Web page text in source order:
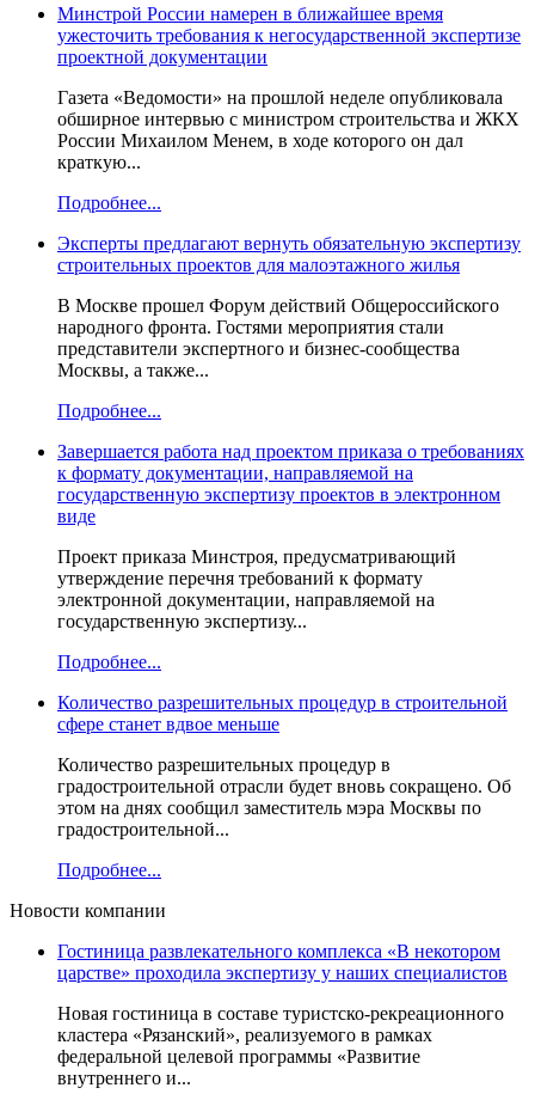
Минстрой России намерен в ближайшее время
ужесточить требования к негосударственной экспертизе
проектной документации
Газета «Ведомости» на прошлой неделе опубликовала
обширное интервью с министром строительства и ЖКХ
России Михаилом Менем, в ходе которого он дал
краткую...
Подробнее...
Эксперты предлагают вернуть обязательную экспертизу
строительных проектов для малоэтажного жилья
В Москве прошел Форум действий Общероссийского
народного фронта. Гостями мероприятия стали
представители экспертного и бизнес-сообщества
Москвы, а также...
Подробнее...
Завершается работа над проектом приказа о требованиях
к формату документации, направляемой на
государственную экспертизу проектов в электронном
виде
Проект приказа Минстроя, предусматривающий
утверждение перечня требований к формату
электронной документации, направляемой на
государственную экспертизу...
Подробнее...
Количество разрешительных процедур в строительной
сфере станет вдвое меньше
Количество разрешительных процедур в
градостроительной отрасли будет вновь сокращено. Об
этом на днях сообщил заместитель мэра Москвы по
градостроительной...
Подробнее...
Новости компании
Гостиница развлекательного комплекса «В некотором
царстве» проходила экспертизу у наших специалистов
Новая гостиница в составе туристско-рекреационного
кластера «Рязанский», реализуемого в рамках
федеральной целевой программы «Развитие
внутреннего и...